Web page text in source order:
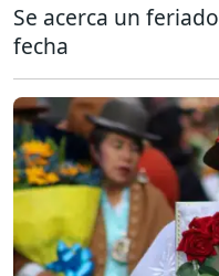
Se acerca un
fecha